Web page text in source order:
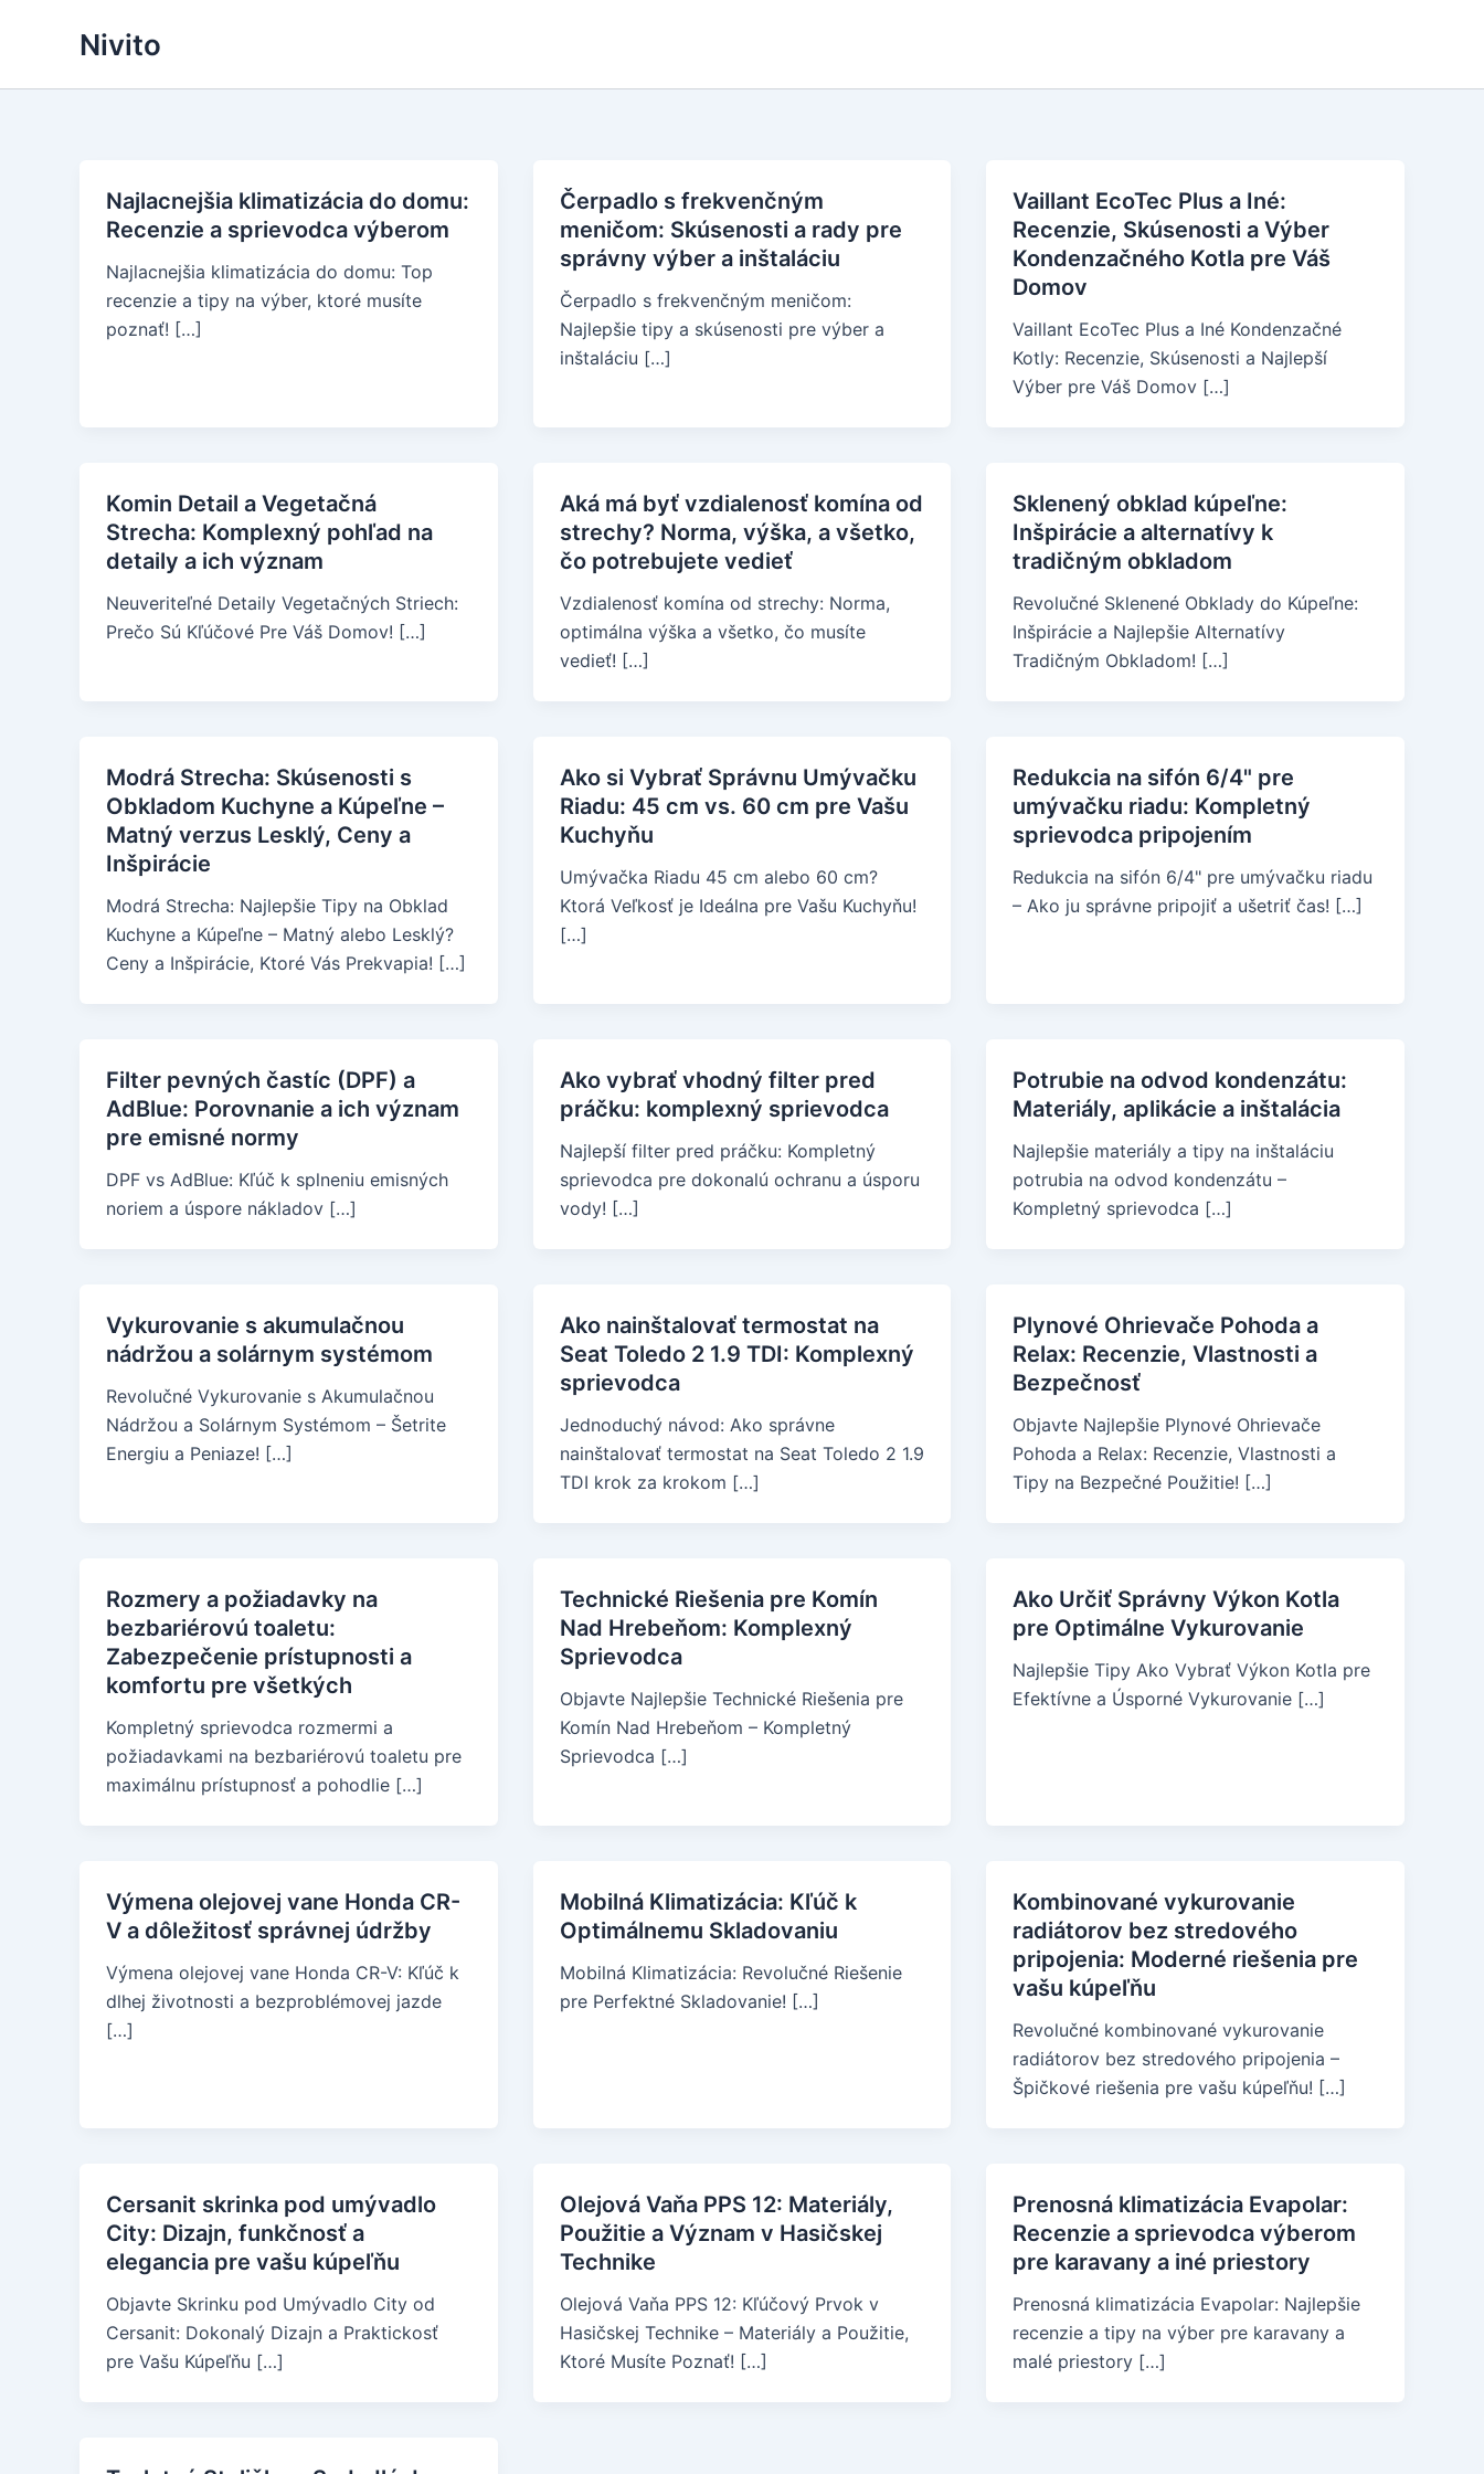
Nivito
Najlacnejšia klimatizácia do domu:
Recenzie a sprievodca výberom
Najlacnejšia klimatizácia do domu: Top
recenzie a tipy na výber, ktoré musíte
poznať! […]
Čerpadlo s frekvenčným
meničom: Skúsenosti a rady pre
správny výber a inštaláciu
Čerpadlo s frekvenčným meničom:
Najlepšie tipy a skúsenosti pre výber a
inštaláciu […]
Vaillant EcoTec Plus a Iné:
Recenzie, Skúsenosti a Výber
Kondenzačného Kotla pre Váš
Domov
Vaillant EcoTec Plus a Iné Kondenzačné
Kotly: Recenzie, Skúsenosti a Najlepší
Výber pre Váš Domov […]
Komin Detail a Vegetačná
Strecha: Komplexný pohľad na
detaily a ich význam
Neuveriteľné Detaily Vegetačných Striech:
Prečo Sú Kľúčové Pre Váš Domov! […]
Aká má byť vzdialenosť komína od
strechy? Norma, výška, a všetko,
čo potrebujete vedieť
Vzdialenosť komína od strechy: Norma,
optimálna výška a všetko, čo musíte
vedieť! […]
Sklenený obklad kúpeľne:
Inšpirácie a alternatívy k
tradičným obkladom
Revolučné Sklenené Obklady do Kúpeľne:
Inšpirácie a Najlepšie Alternatívy
Tradičným Obkladom! […]
Modrá Strecha: Skúsenosti s
Obkladom Kuchyne a Kúpeľne –
Matný verzus Lesklý, Ceny a
Inšpirácie
Modrá Strecha: Najlepšie Tipy na Obklad
Kuchyne a Kúpeľne – Matný alebo Lesklý?
Ceny a Inšpirácie, Ktoré Vás Prekvapia! […]
Ako si Vybrať Správnu Umývačku
Riadu: 45 cm vs. 60 cm pre Vašu
Kuchyňu
Umývačka Riadu 45 cm alebo 60 cm?
Ktorá Veľkosť je Ideálna pre Vašu Kuchyňu!
[…]
Redukcia na sifón 6/4" pre
umývačku riadu: Kompletný
sprievodca pripojením
Redukcia na sifón 6/4" pre umývačku riadu
– Ako ju správne pripojiť a ušetriť čas! […]
Filter pevných častíc (DPF) a
AdBlue: Porovnanie a ich význam
pre emisné normy
DPF vs AdBlue: Kľúč k splneniu emisných
noriem a úspore nákladov […]
Ako vybrať vhodný filter pred
práčku: komplexný sprievodca
Najlepší filter pred práčku: Kompletný
sprievodca pre dokonalú ochranu a úsporu
vody! […]
Potrubie na odvod kondenzátu:
Materiály, aplikácie a inštalácia
Najlepšie materiály a tipy na inštaláciu
potrubia na odvod kondenzátu –
Kompletný sprievodca […]
Vykurovanie s akumulačnou
nádržou a solárnym systémom
Revolučné Vykurovanie s Akumulačnou
Nádržou a Solárnym Systémom – Šetrite
Energiu a Peniaze! […]
Ako nainštalovať termostat na
Seat Toledo 2 1.9 TDI: Komplexný
sprievodca
Jednoduchý návod: Ako správne
nainštalovať termostat na Seat Toledo 2 1.9
TDI krok za krokom […]
Plynové Ohrievače Pohoda a
Relax: Recenzie, Vlastnosti a
Bezpečnosť
Objavte Najlepšie Plynové Ohrievače
Pohoda a Relax: Recenzie, Vlastnosti a
Tipy na Bezpečné Použitie! […]
Rozmery a požiadavky na
bezbariérovú toaletu:
Zabezpečenie prístupnosti a
komfortu pre všetkých
Kompletný sprievodca rozmermi a
požiadavkami na bezbariérovú toaletu pre
maximálnu prístupnosť a pohodlie […]
Technické Riešenia pre Komín
Nad Hrebeňom: Komplexný
Sprievodca
Objavte Najlepšie Technické Riešenia pre
Komín Nad Hrebeňom – Kompletný
Sprievodca […]
Ako Určiť Správny Výkon Kotla
pre Optimálne Vykurovanie
Najlepšie Tipy Ako Vybrať Výkon Kotla pre
Efektívne a Úsporné Vykurovanie […]
Výmena olejovej vane Honda CR-
V a dôležitosť správnej údržby
Výmena olejovej vane Honda CR-V: Kľúč k
dlhej životnosti a bezproblémovej jazde
[…]
Mobilná Klimatizácia: Kľúč k
Optimálnemu Skladovaniu
Mobilná Klimatizácia: Revolučné Riešenie
pre Perfektné Skladovanie! […]
Kombinované vykurovanie
radiátorov bez stredového
pripojenia: Moderné riešenia pre
vašu kúpeľňu
Revolučné kombinované vykurovanie
radiátorov bez stredového pripojenia –
Špičkové riešenia pre vašu kúpeľňu! […]
Cersanit skrinka pod umývadlo
City: Dizajn, funkčnosť a
elegancia pre vašu kúpeľňu
Objavte Skrinku pod Umývadlo City od
Cersanit: Dokonalý Dizajn a Praktickosť
pre Vašu Kúpeľňu […]
Olejová Vaňa PPS 12: Materiály,
Použitie a Význam v Hasičskej
Technike
Olejová Vaňa PPS 12: Kľúčový Prvok v
Hasičskej Technike – Materiály a Použitie,
Ktoré Musíte Poznať! […]
Prenosná klimatizácia Evapolar:
Recenzie a sprievodca výberom
pre karavany a iné priestory
Prenosná klimatizácia Evapolar: Najlepšie
recenzie a tipy na výber pre karavany a
malé priestory […]